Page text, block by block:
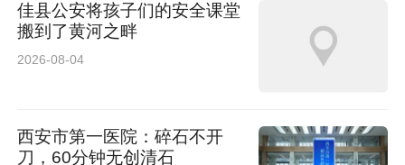
佳县公安将孩子们的安全课堂
搬到了黄河之畔
2026-08-04
西安市第一医院：碎石不开
刀，60分钟无创清石